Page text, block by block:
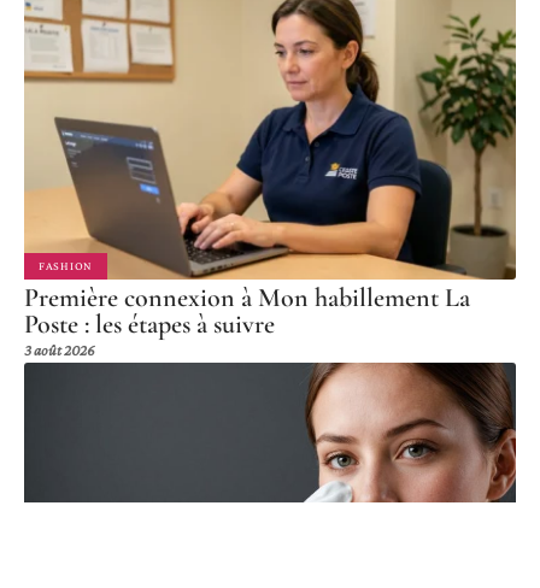
FASHION
Première connexion à Mon habillement La
Poste : les étapes à suivre
3 août 2026